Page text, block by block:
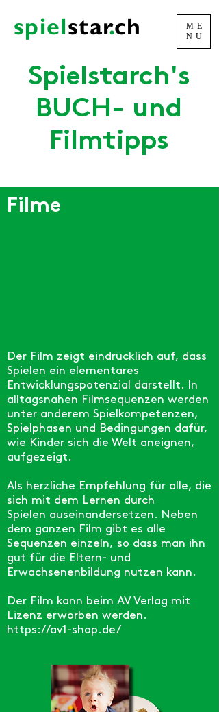
spielstar.ch
ME
NU
Spielstarch's
BUCH- und
Filmtipps
Filme
Der Film zeigt eindrücklich auf, dass
Spielen ein elementares
Entwicklungspotenzial darstellt. In
alltagsnahen Filmsequenzen werden
unter anderem Spielkompetenzen,
Spielphasen und Bedingungen dafür,
wie Kinder sich die Welt aneignen,
aufgezeigt.
Als herzliche Empfehlung für alle, die
sich mit dem Lernen durch
Spielen auseinandersetzen. Neben
dem ganzen Film gibt es alle
Sequenzen einzeln, so dass man ihn
gut für die Eltern- und
Erwachsenenbildung nutzen kann.
Der Film kann beim AV Verlag mit
Lizenz erworben werden.
https://av1-shop.de/